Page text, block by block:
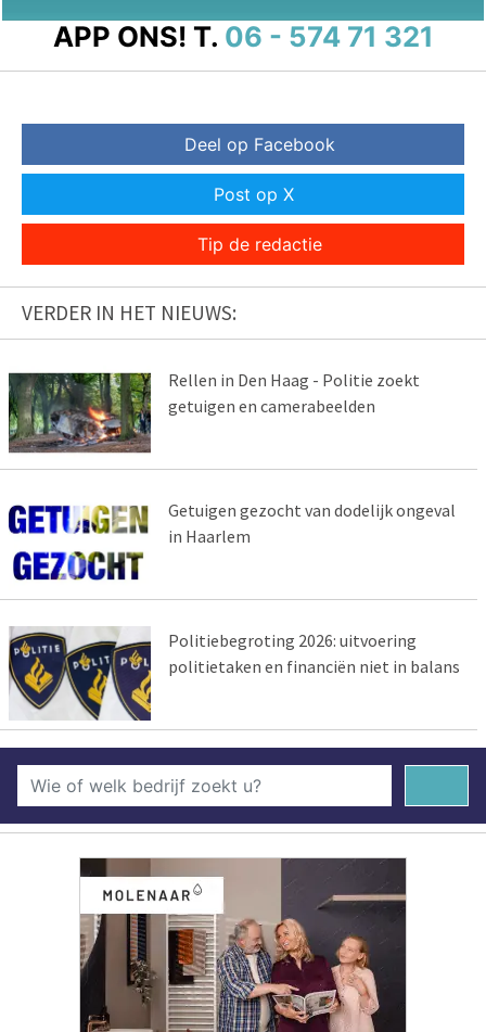
APP ONS! T. 06 - 574 71 321
Deel op Facebook
Post op X
Tip de redactie
VERDER IN HET NIEUWS:
Rellen in Den Haag - Politie zoekt
getuigen en camerabeelden
Getuigen gezocht van dodelijk ongeval
in Haarlem
Politiebegroting 2026: uitvoering
politietaken en financiën niet in balans